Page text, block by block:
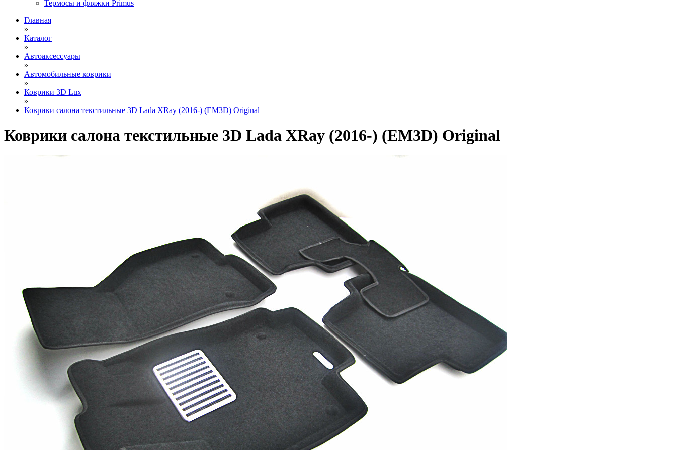
Термосы и фляжки Primus
Главная
»
Каталог
»
Автоаксессуары
»
Автомобильные коврики
»
Коврики 3D Lux
»
Коврики салона текстильные 3D Lada XRay (2016-) (EM3D) Original
Коврики салона текстильные 3D Lada XRay (2016-) (EM3D) Original